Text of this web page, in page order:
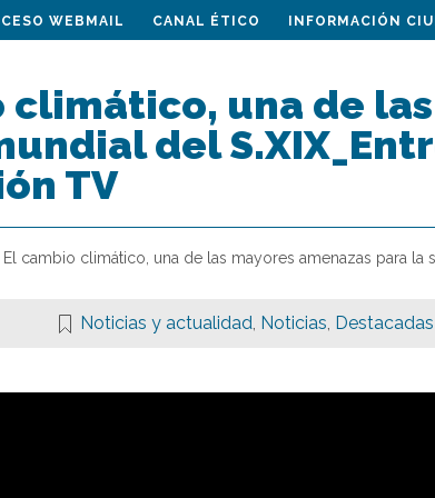
WEBMAIL CANAL ÉTICO INFORMACIÓN
climático, una de
del
TV
El cambio climático, una de las mayores amenazas para la
Noticias y actualidad, Noticias,